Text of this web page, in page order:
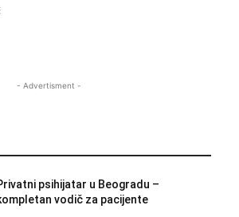
- Advertisment -
psihijatar u Beogradu –
vodič za pacijente